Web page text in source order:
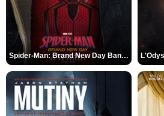
Spider-Man: Brand New Day Bande-annonce VO STFR